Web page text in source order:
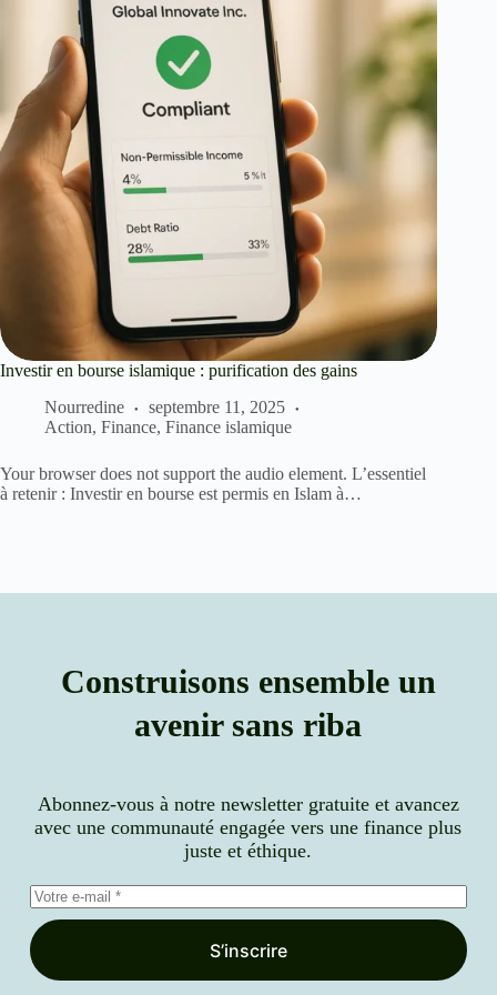
Investir en bourse islamique : purification des gains
Nourredine
septembre 11, 2025
Action, Finance, Finance islamique
Your browser does not support the audio element. L’essentiel
à retenir : Investir en bourse est permis en Islam à…
Construisons ensemble un
avenir sans riba
Abonnez-vous à notre newsletter gratuite et avancez
avec une communauté engagée vers une finance plus
juste et éthique.
S’inscrire